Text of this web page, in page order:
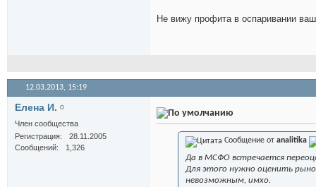
Не вижу профита в оспаривании
12.03.2013, 15:19
Елена И.
Член сообщества
Регистрация
28.11.2005
Сообщений
1,326
Сообщение от analitika
Да в МСФО встречается
Для этого нужно оценить
невозможным, имхо.